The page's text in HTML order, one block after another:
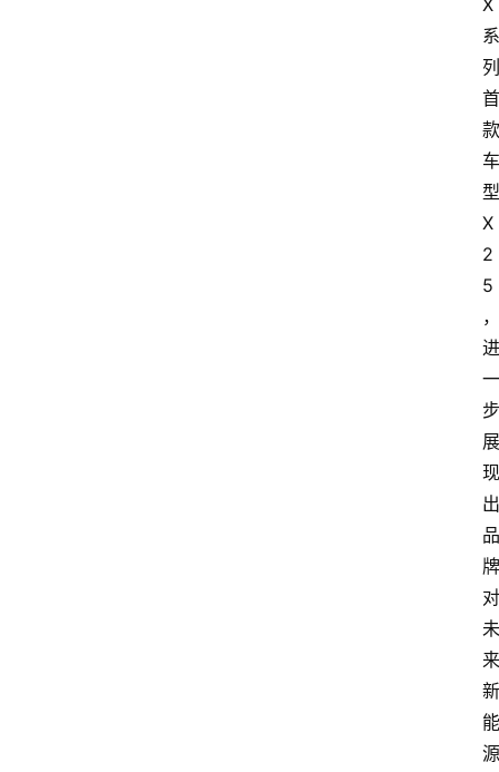
X
系
列
首
款
车
型
X
2
5
，
进
一
步
展
现
出
品
牌
对
未
来
新
能
源